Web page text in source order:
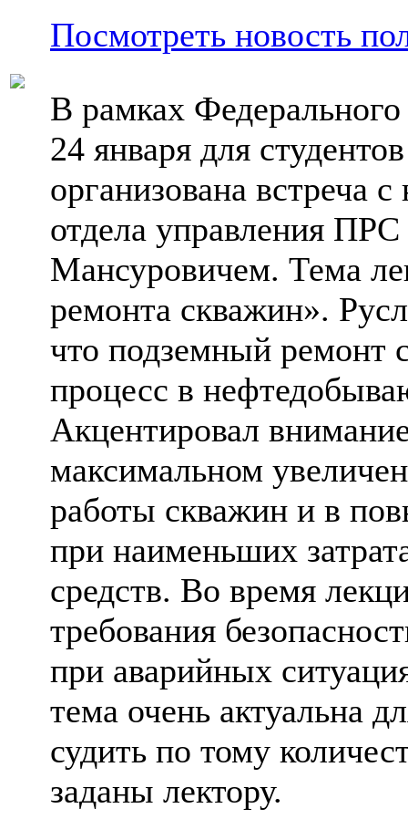
Посмотреть новость
В рамках
24 января для
организована встреча
отдела управления
Мансуровичем. Тема
ремонта скважин».
что подземный ремонт
процесс в
Акцентировал
максимальном
работы скважин и в
при наименьших
средств. Во время
требования
при аварийных
тема очень актуальна
судить по тому
заданы лектору.